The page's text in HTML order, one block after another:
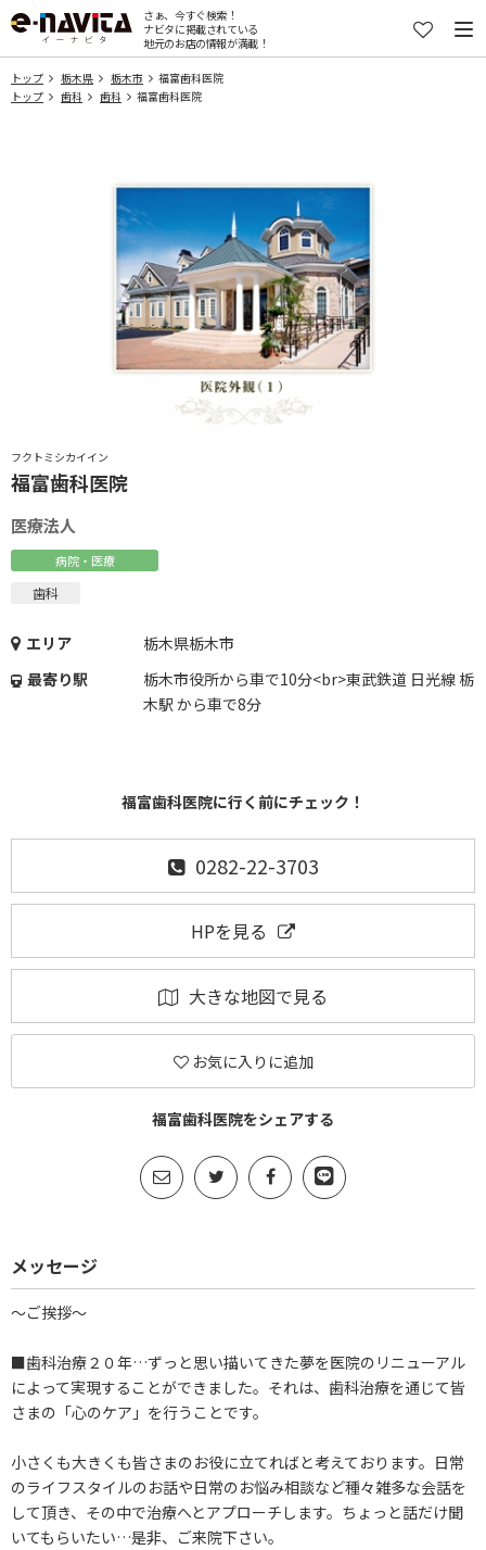
さぁ、今すぐ検索！
ナビタに掲載されている
地元のお店の情報が満載！
トップ 栃木県 栃木市
福富歯科医院
トップ
歯科 歯科 福富歯科医院
フクトミシカイイン
福富歯科医院
医療法人
病院・医療
歯科
エリア
栃木県栃木市
最寄り駅
栃木市役所から車で10分<br>東武鉄道 日光線 栃
木駅 から車で8分
福富歯科医院に行く前にチェック！
0282-22-3703
HPを見る
大きな地図で見る
お気に入りに追加
福富歯科医院をシェアする
メッセージ
～ご挨拶～
■歯科治療２０年…ずっと思い描いてきた夢を医院のリニューアル
によって実現することができました。それは、歯科治療を通じて皆
さまの「心のケア」を行うことです。
小さくも大きくも皆さまのお役に立てればと考えております。日常
のライフスタイルのお話や日常のお悩み相談など種々雑多な会話を
して頂き、その中で治療へとアプローチします。ちょっと話だけ聞
いてもらいたい…是非、ご来院下さい。